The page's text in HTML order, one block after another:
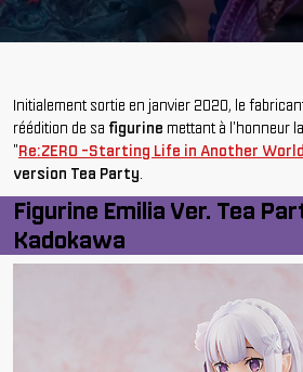
Initialement sortie en janvier 2020, le
réédition de sa figurine mettant à l'honneur
"Re:ZERO -Starting Life in Another
version Tea Party.
Figurine Emilia Ver. Tea
Kadokawa